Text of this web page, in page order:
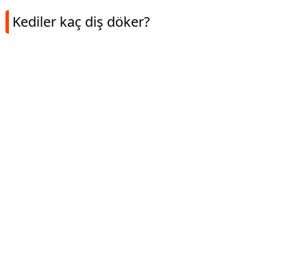
Kediler kaç diş döker?